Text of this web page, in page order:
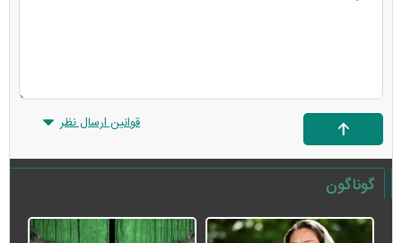
قوانین ارسال نظر
گوناگون